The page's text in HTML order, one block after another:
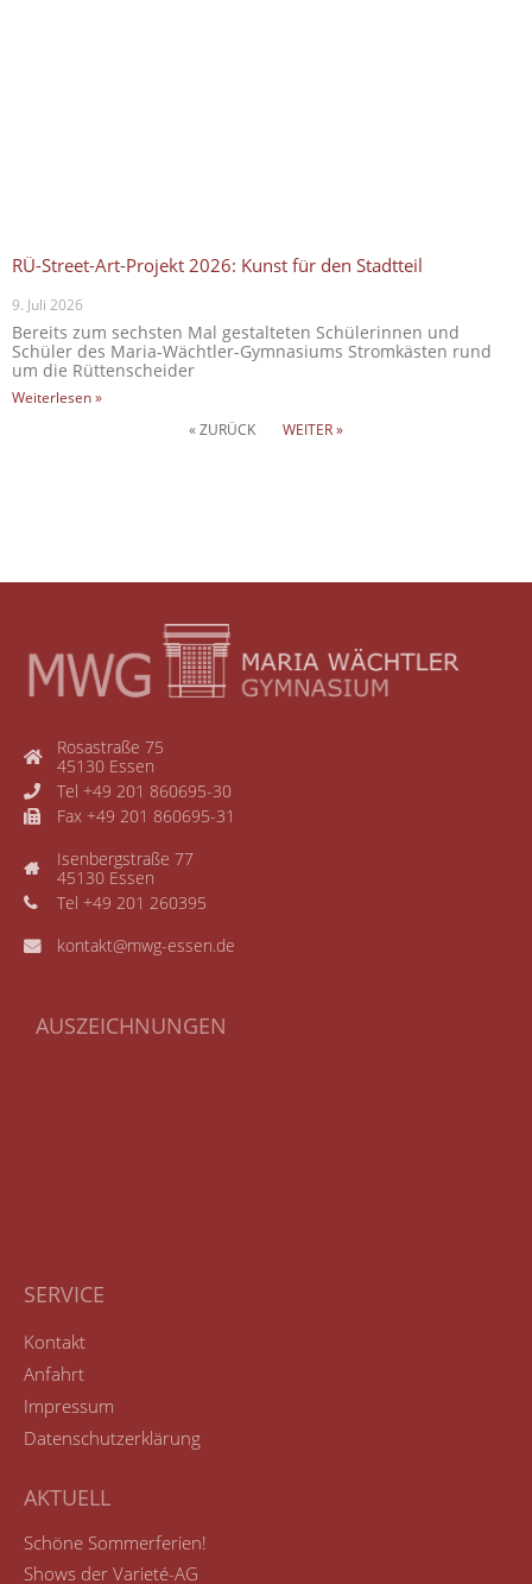
RÜ-Street-Art-Projekt 2026: Kunst für den Stadtteil
9. Juli 2026
Bereits zum sechsten Mal gestalteten Schülerinnen und
Schüler des Maria-Wächtler-Gymnasiums Stromkästen rund
um die Rüttenscheider
Weiterlesen »
« ZURÜCK
WEITER »
Rosastraße 75
45130 Essen
Tel +49 201 860695-30
Fax +49 201 860695-31
Isenbergstraße 77
45130 Essen
Tel +49 201 260395
kontakt@mwg-essen.de
AUSZEICHNUNGEN
SERVICE
Kontakt
Anfahrt
Impressum
Datenschutzerklärung
AKTUELL
Schöne Sommerferien!
Shows der Varieté-AG